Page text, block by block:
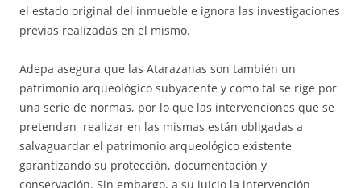
el estado original del inmueble e ignora las investigaciones
previas realizadas en el mismo.
Adepa asegura que las Atarazanas son también un
patrimonio arqueológico subyacente y como tal se rige por
una serie de normas, por lo que las intervenciones que se
pretendan realizar en las mismas están obligadas a
salvaguardar el patrimonio arqueológico existente
garantizando su protección, documentación y
conservación. Sin embargo, a su juicio la intervención